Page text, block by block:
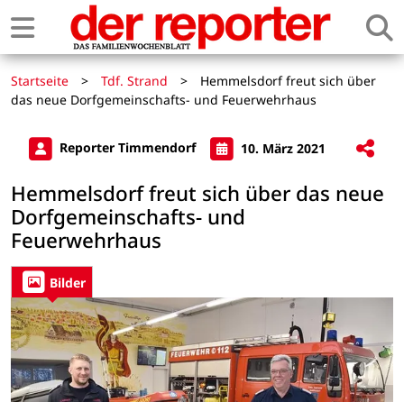
Startseite > Tdf. Strand >
Hemmelsdorf freut sich über
das neue Dorfgemeinschafts- und Feuerwehrhaus
Reporter Timmendorf 10. März 2021
Hemmelsdorf freut sich über das neue
Dorfgemeinschafts- und
Feuerwehrhaus
Bilder